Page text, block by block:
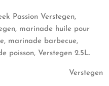
Passion Verstegen,
marinade huile pour
marinade barbecue,
poisson, Verstegen 2.5L.
Verstegen